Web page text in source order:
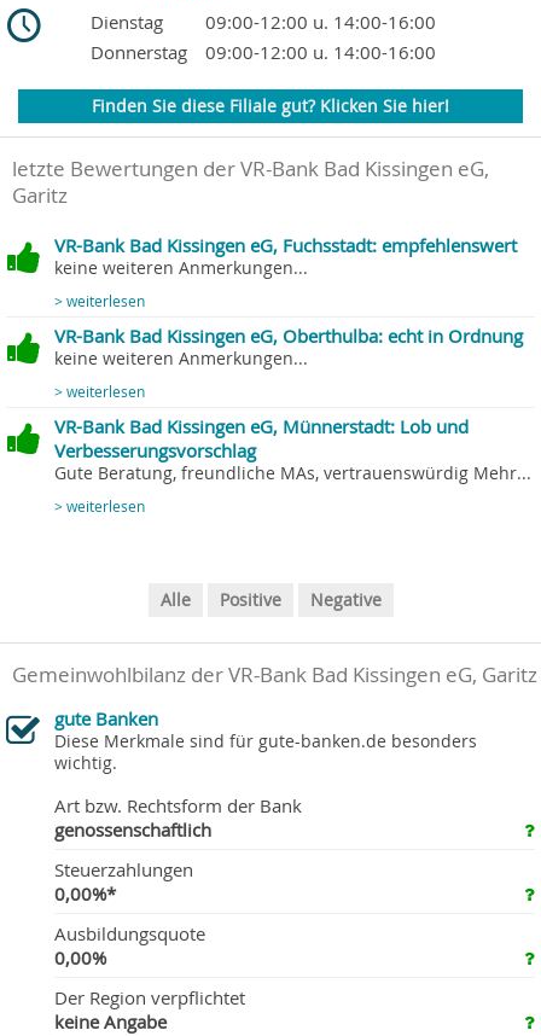
Dienstag
09:00-12:00 u. 14:00-16:00
Donnerstag
09:00-12:00 u. 14:00-16:00
Finden Sie diese Filiale gut? Klicken Sie hier!
letzte Bewertungen der VR-Bank Bad Kissingen eG,
Garitz
VR-Bank Bad Kissingen eG, Fuchsstadt: empfehlenswert
keine weiteren Anmerkungen...
> weiterlesen
VR-Bank Bad Kissingen eG, Oberthulba: echt in Ordnung
keine weiteren Anmerkungen...
> weiterlesen
VR-Bank Bad Kissingen eG, Münnerstadt: Lob und
Verbesserungsvorschlag
Gute Beratung, freundliche MAs, vertrauenswürdig Mehr...
> weiterlesen
Alle Positive Negative
Gemeinwohlbilanz der VR-Bank Bad Kissingen eG, Garitz
gute Banken
Diese Merkmale sind für gute-banken.de besonders
wichtig.
Art bzw. Rechtsform der Bank
genossenschaftlich
Steuerzahlungen
0,00%*
Ausbildungsquote
0,00%
Der Region verpflichtet
keine Angabe